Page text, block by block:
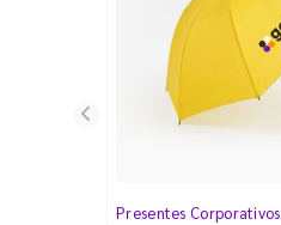
Presentes Corporativos